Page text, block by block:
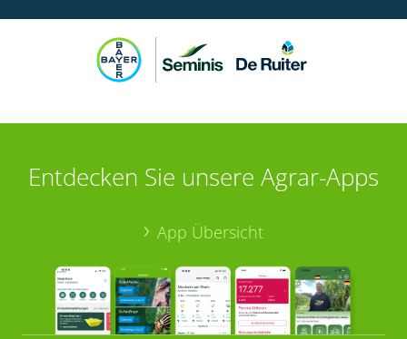
Entdecken Sie unsere Agrar-Apps
App Übersicht